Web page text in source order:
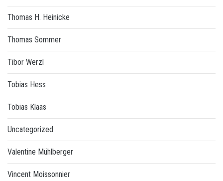
Thomas H. Heinicke
Thomas Sommer
Tibor Werzl
Tobias Hess
Tobias Klaas
Uncategorized
Valentine Mühlberger
Vincent Moissonnier